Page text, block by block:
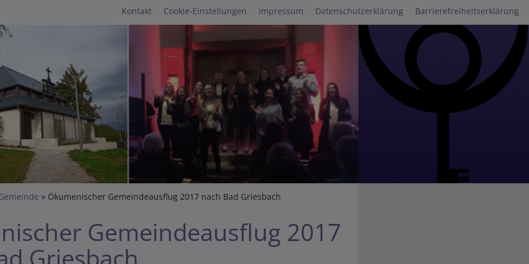
Fußbereichsmenü
Kontakt Cookie-Einstellungen Impressum Datenschutzerklärung Barrierefreiheitserklärung
Ökumenischer Gemeindeausflug 2017 nach Bad Griesbach
Gemeindeausflug 2017